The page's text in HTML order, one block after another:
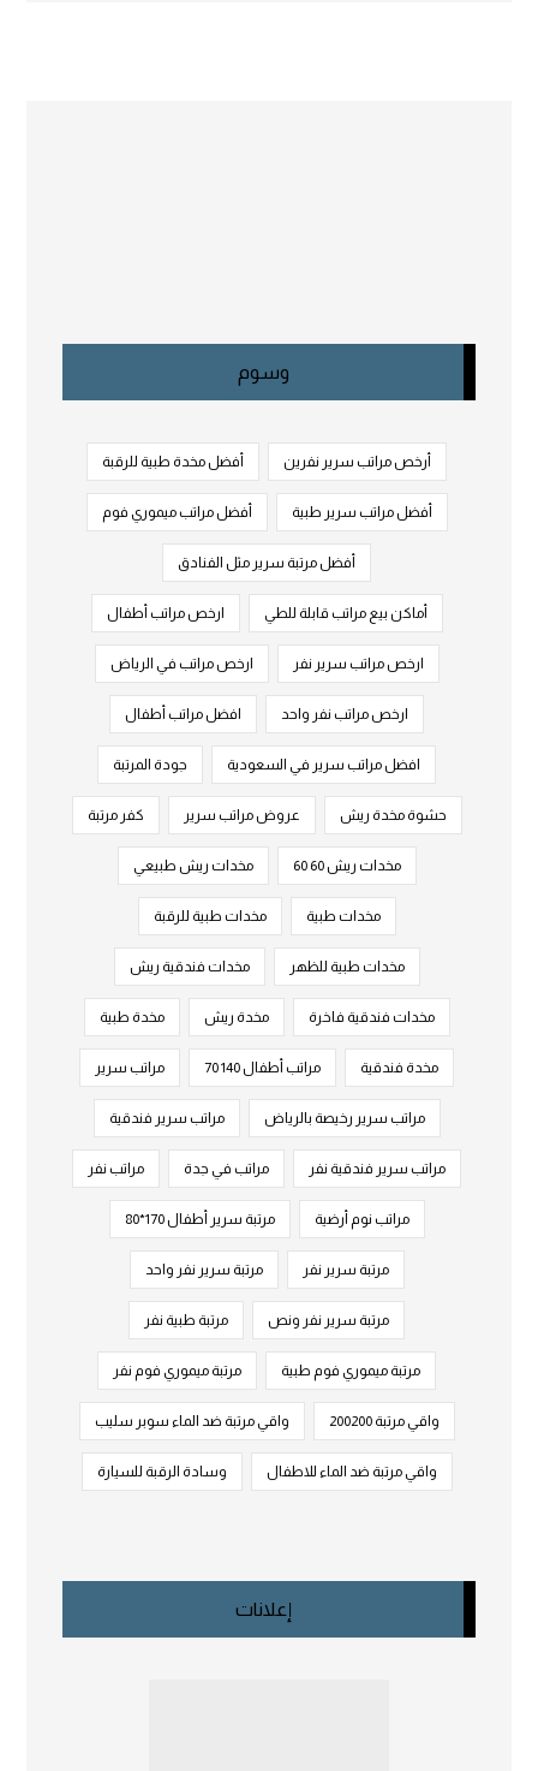
وسوم
أرخص مراتب سرير نفرين أفضل مخدة طبية للرقبة
أفضل مراتب سرير طبية أفضل مراتب ميموري فوم
أفضل مرتبة سرير مثل الفنادق
أماكن بيع مراتب قابلة للطي ارخص مراتب أطفال
ارخص مراتب سرير نفر ارخص مراتب في الرياض
ارخص مراتب نفر واحد افضل مراتب أطفال
افضل مراتب سرير في السعودية جودة المرتبة
حشوة مخدة ريش عروض مراتب سرير كفر مرتبة
مخدات ريش 60 60 مخدات ريش طبيعي
مخدات طبية مخدات طبية للرقبة
مخدات طبية للظهر مخدات فندقية ريش
مخدات فندقية فاخرة مخدة ريش مخدة طبية
مخدة فندقية مراتب أطفال 140 70 مراتب سرير
مراتب سرير رخيصة بالرياض مراتب سرير فندقية
مراتب سرير فندقية نفر مراتب في جدة مراتب نفر
مراتب نوم أرضية مرتبة سرير أطفال 170*80
مرتبة سرير نفر مرتبة سرير نفر واحد
مرتبة سرير نفر ونص مرتبة طبية نفر
مرتبة ميموري فوم طبية مرتبة ميموري فوم نفر
واقي مرتبة 200200 واقي مرتبة ضد الماء سوبر سليب
واقي مرتبة ضد الماء للاطفال وسادة الرقبة للسيارة
إعلانات